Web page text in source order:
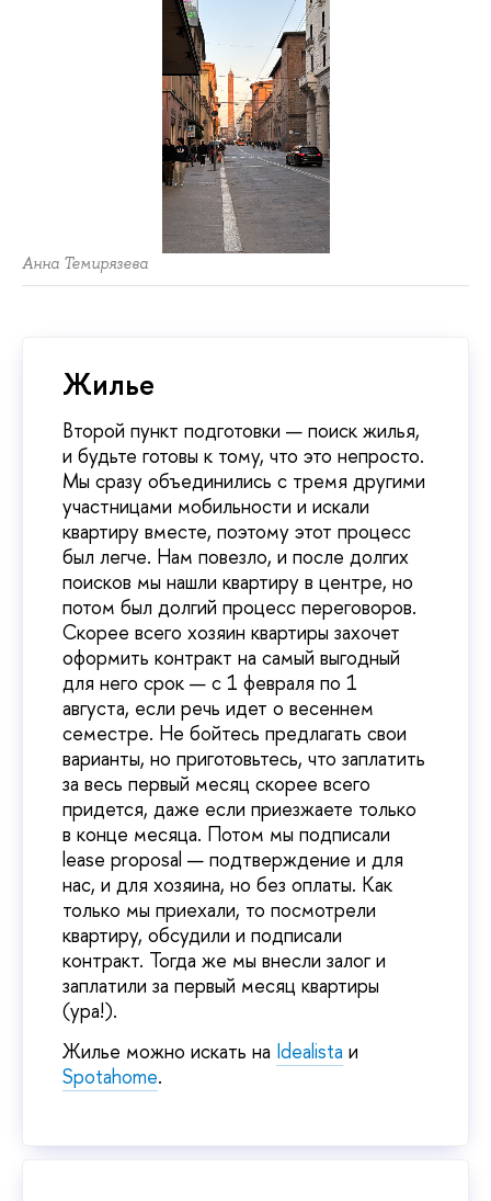
Анна Темирязева
Жилье
Второй пункт подготовки — поиск жилья,
и будьте готовы к тому, что это непросто.
Мы сразу объединились с тремя другими
участницами мобильности и искали
квартиру вместе, поэтому этот процесс
был легче. Нам повезло, и после долгих
поисков мы нашли квартиру в центре, но
потом был долгий процесс переговоров.
Скорее всего хозяин квартиры захочет
оформить контракт на самый выгодный
для него срок — с 1 февраля по 1
августа, если речь идет о весеннем
семестре. Не бойтесь предлагать свои
варианты, но приготовьтесь, что заплатить
за весь первый месяц скорее всего
придется, даже если приезжаете только
в конце месяца. Потом мы подписали
lease proposal — подтверждение и для
нас, и для хозяина, но без оплаты. Как
только мы приехали, то посмотрели
квартиру, обсудили и подписали
контракт. Тогда же мы внесли залог и
заплатили за первый месяц квартиры
(ура!).
Жилье можно искать на Idealista и
Spotahome.